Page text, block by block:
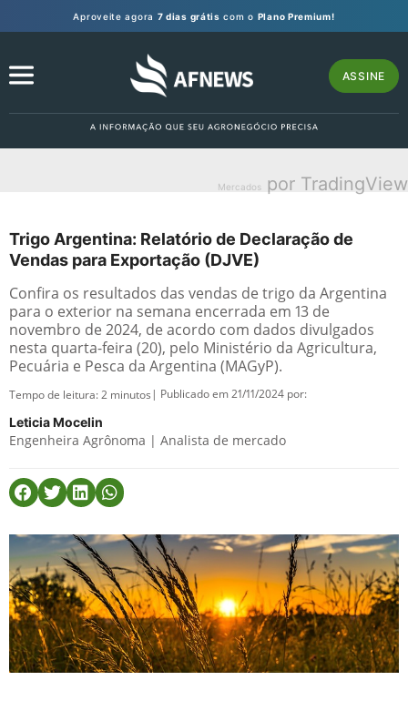
Aproveite agora 7 dias grátis com o Plano Premium!
ASSINE
Mercados por TradingView
Trigo Argentina: Relatório de Declaração de
Vendas para Exportação (DJVE)
Confira os resultados das vendas de trigo da Argentina
para o exterior na semana encerrada em 13 de
novembro de 2024, de acordo com dados divulgados
nesta quarta-feira (20), pelo Ministério da Agricultura,
Pecuária e Pesca da Argentina (MAGyP).
Tempo de leitura:2 minutos | Publicado em 21/11/2024 por:
Leticia Mocelin
Engenheira Agrônoma | Analista de mercado